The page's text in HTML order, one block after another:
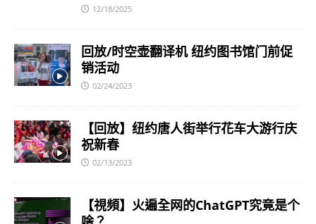
12/18/2025
回放/时空壶翻译机 纽约图书馆门前促
销活动
02/24/2023
【回放】纽约唐人街举行花车大游行庆
祝新春
02/13/2023
【視頻】火遍全网的ChatGPT究竟是个